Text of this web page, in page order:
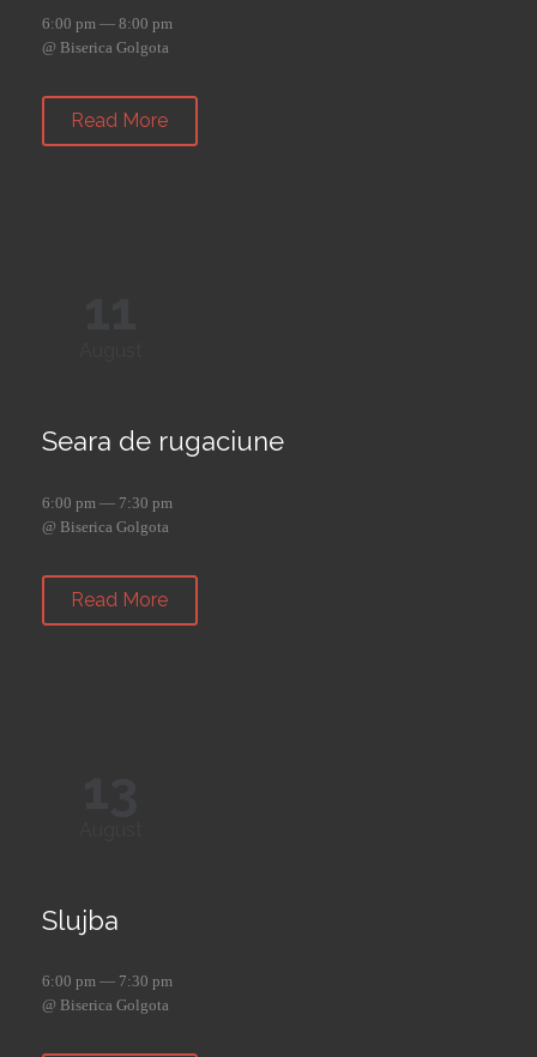
6:00 pm — 8:00 pm
@ Biserica Golgota
Read More
Seara de rugaciune
6:00 pm — 7:30 pm
@ Biserica Golgota
Read More
Slujba
6:00 pm — 7:30 pm
@ Biserica Golgota